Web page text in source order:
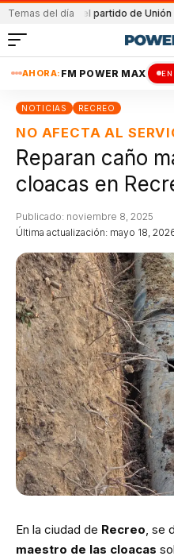
Temas del día
en el partido de Unión y Lanús
AHORA: FM POWER MAX
NOTICIAS RECREO
NO AFECTA AL
Reparan caño
cloacas en
Última actualización: mayo 18,
Publicado: noviembre 8, 2025
En la ciudad de Recreo, se
maestro de las cloacas